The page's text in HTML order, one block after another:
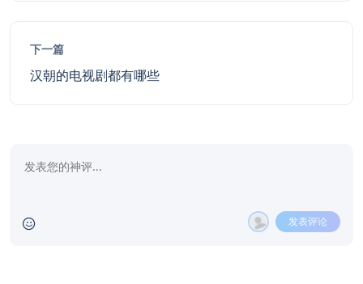
下一篇
汉朝的电视剧都有哪些
发表评论